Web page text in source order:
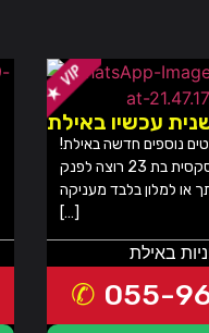
עכשיו באילת
נוספים חדשה באילת!
בחורה בלונדינית סקסית בת 23 רוצה לפנק
או למלון בלבד מעניקה
[…]
באילת
055-